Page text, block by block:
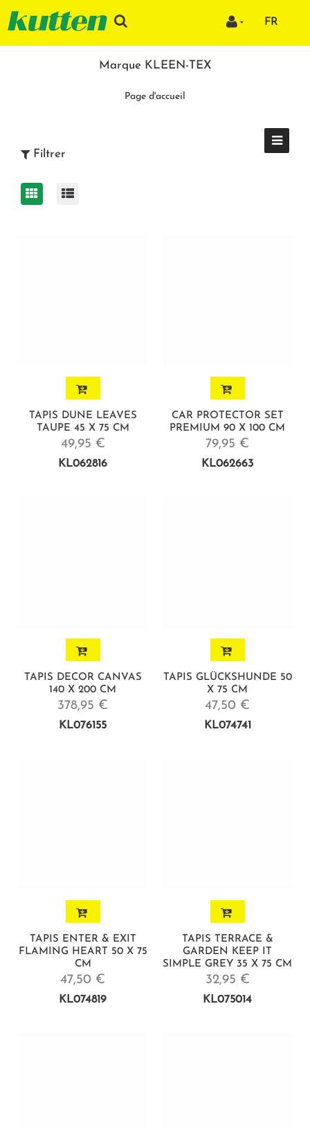
FR
Marque KLEEN-TEX
Page d'accueil
Filtrer
TAPIS DUNE LEAVES
TAUPE 45 X 75 CM
49,95 €
KL062816
CAR PROTECTOR SET
PREMIUM 90 X 100 CM
79,95 €
KL062663
TAPIS DECOR CANVAS
140 X 200 CM
378,95 €
KL076155
TAPIS GLÜCKSHUNDE 50
X 75 CM
47,50 €
KL074741
TAPIS ENTER & EXIT
FLAMING HEART 50 X 75
CM
47,50 €
KL074819
TAPIS TERRACE &
GARDEN KEEP IT
SIMPLE GREY 35 X 75 CM
32,95 €
KL075014